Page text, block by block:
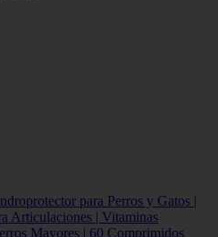
para Perros y Gatos |
Articulaciones | Vitaminas
Mayores | 60 Comprimidos